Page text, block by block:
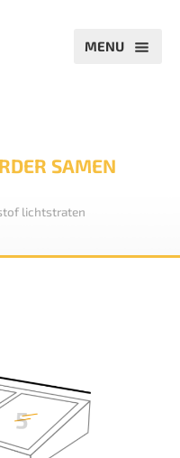
SAMEN
lichtstraten